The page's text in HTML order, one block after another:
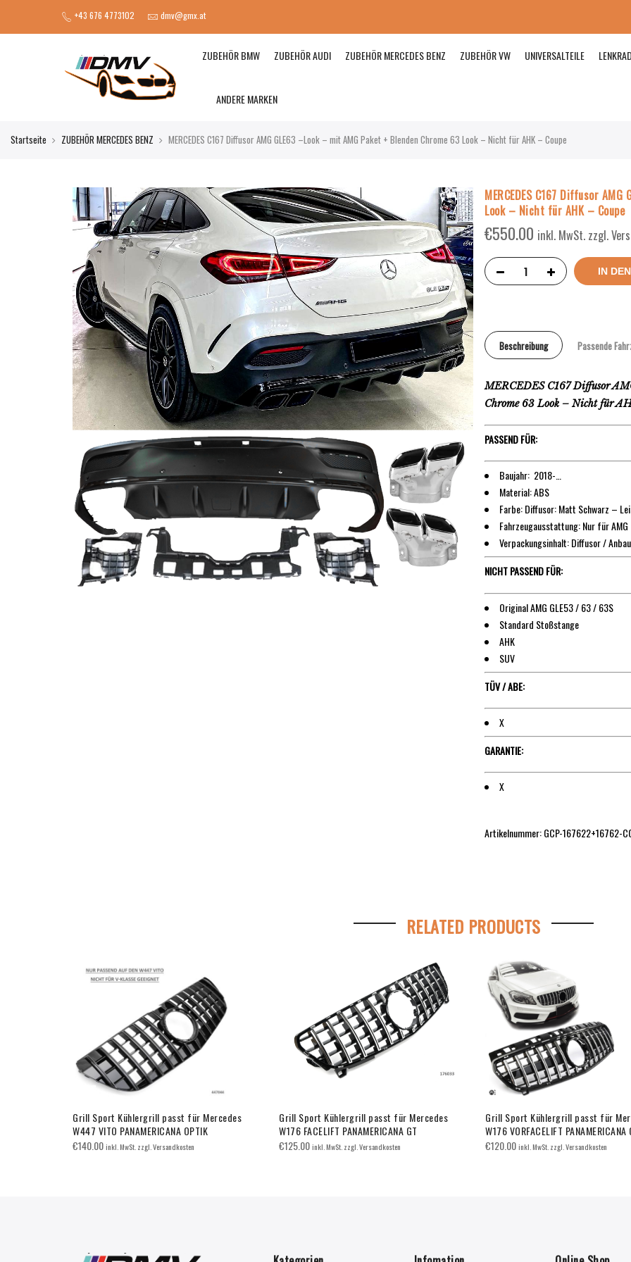
+43 676 4773102 dmv@gmx.at
ZUBEHÖR BMW ZUBEHÖR AUDI ZUBEHÖR MERCEDES BENZ ZUBEHÖR VW UNIVERSALTEILE
ANDERE MARKEN
Startseite ZUBEHÖR MERCEDES BENZ MERCEDES C167 Diffusor AMG GLE63 –Look – mit AMG Paket + Blenden Chrome 63 Look – Nicht für AHK – Coupe
MERCEDES C167 Diffusor
Look – Nicht für AHK – Coupe
€550.00 inkl. MwSt. zzgl.
IN
Beschreibung Passende
MERCEDES C167 Diffusor
Chrome 63 Look – Nicht für
PASSEND FÜR:
Baujahr: 2018-…
Material: ABS
Farbe: Diffusor: Matt Schwarz –
Fahrzeugausstattung: Nur für AMG
Verpackungsinhalt: Diffusor /
NICHT PASSEND FÜR:
Original AMG GLE53 / 63 / 63S
Standard Stoßstange
AHK
SUV
TÜV / ABE:
X
GARANTIE:
X
Artikelnummer: GCP-167622+16762-
RELATED PRODUCTS
Grill Sport Kühlergrill passt für Mercedes
W447 VITO PANAMERICANA OPTIK
€140.00inkl. MwSt. zzgl. Versandkosten
Grill Sport Kühlergrill passt für Mercedes
W176 FACELIFT PANAMERICANA GT
€125.00inkl. MwSt. zzgl. Versandkosten
Grill Sport Kühlergrill passt für
W176 VORFACELIFT PANAMERICANA
€120.00inkl. MwSt. zzgl. Versandkosten